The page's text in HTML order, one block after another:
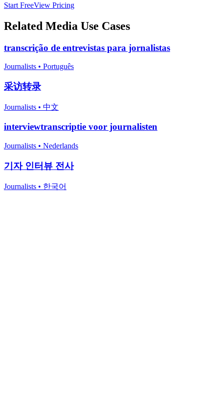
Start FreeView Pricing
Related Media Use Cases
transcrição de entrevistas para jornalistas
Journalists • Português
采访转录
Journalists • 中文
interviewtranscriptie voor journalisten
Journalists • Nederlands
기자 인터뷰 전사
Journalists • 한국어